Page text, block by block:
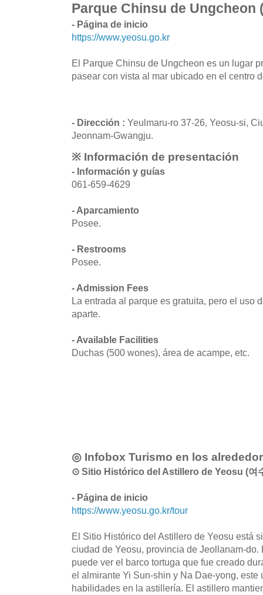
Parque Chinsu de Ungcheon
- Página de inicio
https://www.yeosu.go.kr
El Parque Chinsu de Ungcheon es un lugar
pasear con vista al mar ubicado en el centro
- Dirección : Yeulmaru-ro 37-26, Yeosu-si,
Jeonnam-Gwangju.
※ Información de presentación
- Información y guías
061-659-4629
- Aparcamiento
Posee.
- Restrooms
Posee.
- Admission Fees
La entrada al parque es gratuita, pero el uso
aparte.
- Available Facilities
Duchas (500 wones), área de acampe, etc.
◎ Infobox Turismo en los
⊙ Sitio Histórico del Astillero de Yeosu (여
- Página de inicio
https://www.yeosu.go.kr/tour
El Sitio Histórico del Astillero de Yeosu está
ciudad de Yeosu, provincia de Jeollanam-
puede ver el barco tortuga que fue creado
el almirante Yi Sun-shin y Na Dae-yong, este
habilidades en la astillería. El astillero